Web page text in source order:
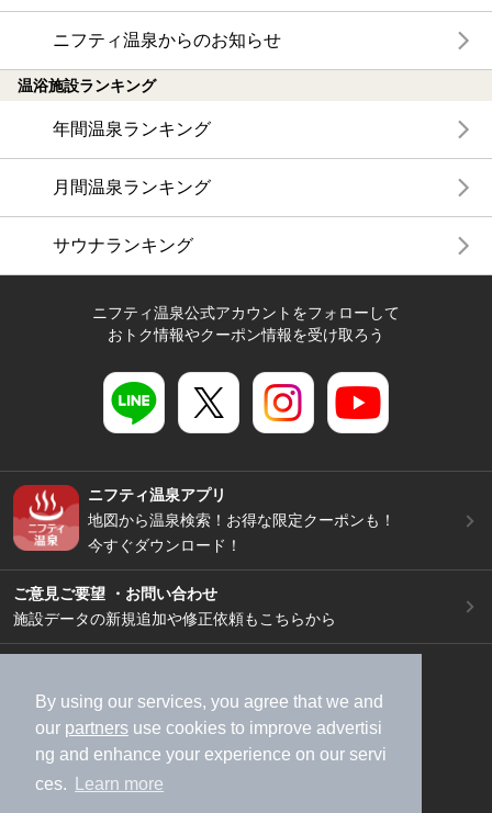
By using our services, you agree that we and
our partners use cookies to improve advertisi
ng and enhance your experience on our servi
ces.
Learn more
ニフティ温泉からのお知らせ
温浴施設ランキング
年間温泉ランキング
月間温泉ランキング
サウナランキング
ニフティ温泉公式アカウントをフォローして
おトク情報やクーポン情報を受け取ろう
ニフティ温泉アプリ
地図から温泉検索！お得な限定クーポンも！
今すぐダウンロード！
ご意見ご要望 ・お問い合わせ
施設データの新規追加や修正依頼もこちらから
加盟店募集（資料請求）
広告出稿のご案内
利用規約
ライフスタイルMEMBERS+規約
特定商取引法に基づく表記
ヘルプ
採用情報
運営会社